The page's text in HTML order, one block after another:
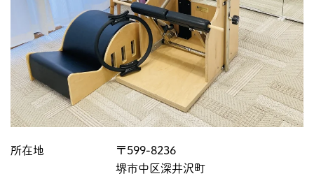
所在地
〒599-8236
堺市中区深井沢町